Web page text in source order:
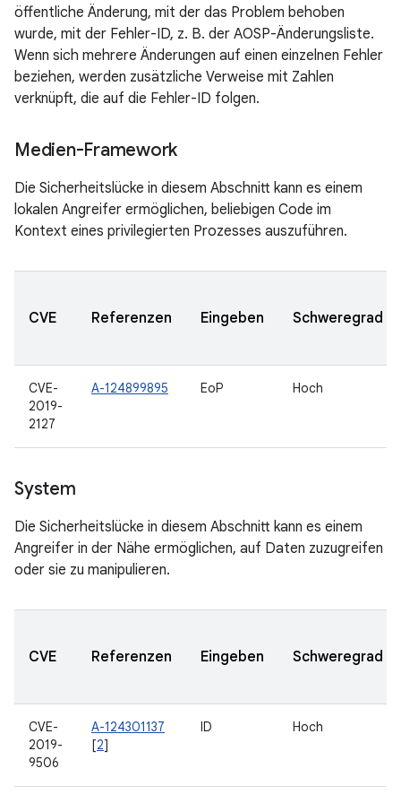
öffentliche Änderung, mit der das Problem behoben
wurde, mit der Fehler-ID, z. B. der AOSP-Änderungsliste.
Wenn sich mehrere Änderungen auf einen einzelnen Fehler
beziehen, werden zusätzliche Verweise mit Zahlen
verknüpft, die auf die Fehler-ID folgen.
Medien-Framework
Die Sicherheitslücke in diesem Abschnitt kann es einem
lokalen Angreifer ermöglichen, beliebigen Code im
Kontext eines privilegierten Prozesses auszuführen.
CVE Referenzen Eingeben Schweregrad
CVE-
2019-
2127
A-124899895 EoP Hoch
System
Die Sicherheitslücke in diesem Abschnitt kann es einem
Angreifer in der Nähe ermöglichen, auf Daten zuzugreifen
oder sie zu manipulieren.
CVE Referenzen Eingeben Schweregrad
CVE-
2019-
9506
A-124301137
[2]
ID Hoch